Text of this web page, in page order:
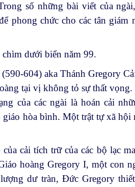
số những bài viết của
phong chức cho các tân giám
dưới biển năm 99.
604) aka Thánh Gregory
tại vị không tỏ sự thất vọng.
của các ngài là hoán cải
hòa bình. Một trật tự xã hội
cải tích trữ của các bộ lạc
hoàng Gregory I, một con
dư tràn, Đức Gregory